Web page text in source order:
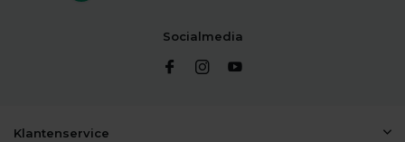
Socialmedia
Klantenservice